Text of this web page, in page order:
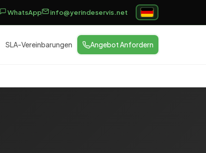
WhatsApp info@yerindeservis.net
SLA-Vereinbarungen Angebot Anfordern